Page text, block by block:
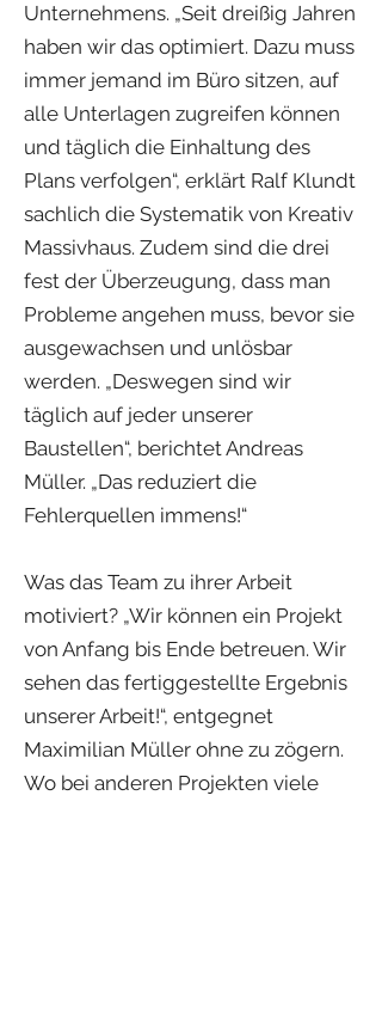
Unternehmens. „Seit dreißig Jahren
haben wir das optimiert. Dazu muss
immer jemand im Büro sitzen, auf
alle Unterlagen zugreifen können
und täglich die Einhaltung des
Plans verfolgen“, erklärt Ralf Klundt
sachlich die Systematik von Kreativ
Massivhaus. Zudem sind die drei
fest der Überzeugung, dass man
Probleme angehen muss, bevor sie
ausgewachsen und unlösbar
werden. „Deswegen sind wir
täglich auf jeder unserer
Baustellen“, berichtet Andreas
Müller. „Das reduziert die
Fehlerquellen immens!“
Was das Team zu ihrer Arbeit
motiviert? „Wir können ein Projekt
von Anfang bis Ende betreuen. Wir
sehen das fertiggestellte Ergebnis
unserer Arbeit!“, entgegnet
Maximilian Müller ohne zu zögern.
Wo bei anderen Projekten viele